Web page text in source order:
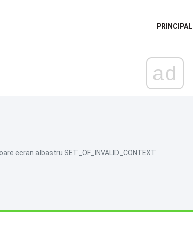
PRINCIPAL
ad
ecran albastru SET_OF_INVALID_CONTEXT